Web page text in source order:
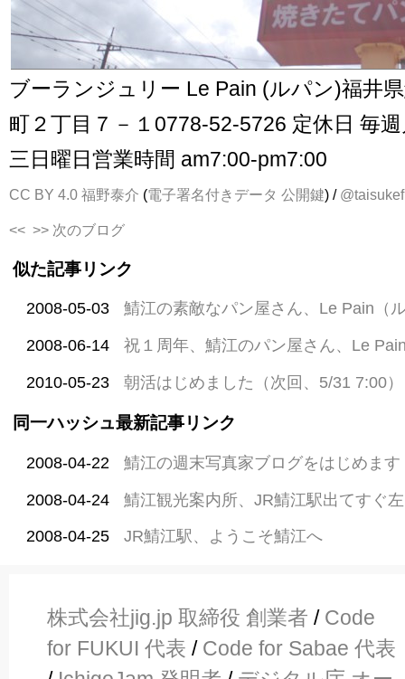
ブーランジュリー Le Pain (ルパン)福井
町２丁目７－１0778-52-5726 定休日 毎
三日曜日営業時間 am7:00-pm7:00
CC BY 4.0 福野泰介 (電子署名付きデータ 公開鍵) / @taisukef
<< >> 次のブログ
似た記事リンク
2008-05-03 鯖江の素敵なパン屋さん、Le Pain（
2008-06-14 祝１周年、鯖江のパン屋さん、Le
2010-05-23 朝活はじめました（次回、5/31 7:00）
同一ハッシュ最新記事リンク
2008-04-22 鯖江の週末写真家ブログをはじめます
2008-04-24 鯖江観光案内所、JR鯖江駅出てすぐ左
2008-04-25 JR鯖江駅、ようこそ鯖江へ
株式会社jig.jp 取締役 創業者 / Code
for FUKUI 代表 / Code for Sabae 代表